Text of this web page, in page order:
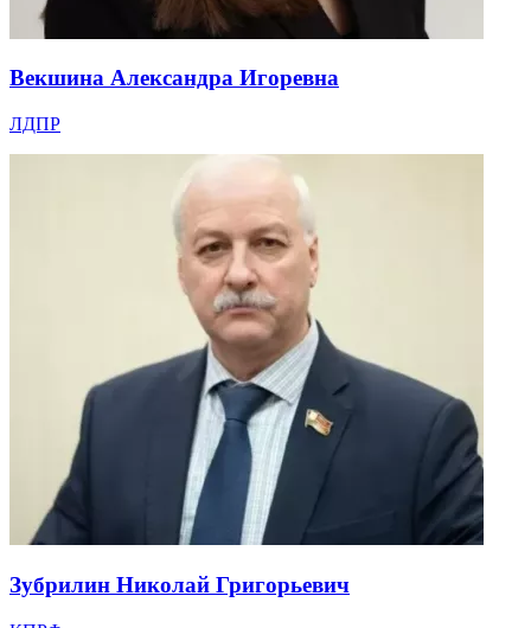
Векшина Александра Игоревна
ЛДПР
Зубрилин Николай Григорьевич